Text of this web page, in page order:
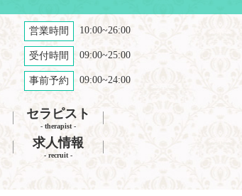
営業時間 10:00~26:00
受付時間 09:00~25:00
事前予約 09:00~24:00
セラピスト
- therapist -
求人情報
- recruit -